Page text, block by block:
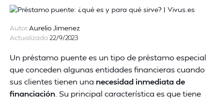
AutorAurelio Jimenez
Actualizado22/9/2023
Un préstamo puente es un tipo de préstamo especial
que conceden algunas entidades financieras cuando
sus clientes tienen una necesidad inmediata de
financiación . Su principal característica es que tiene